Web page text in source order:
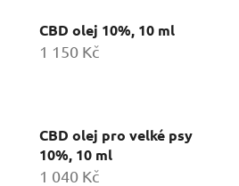
CBD olej 10%, 10 ml
1 150 Kč
CBD olej pro velké psy
10%, 10 ml
1 040 Kč